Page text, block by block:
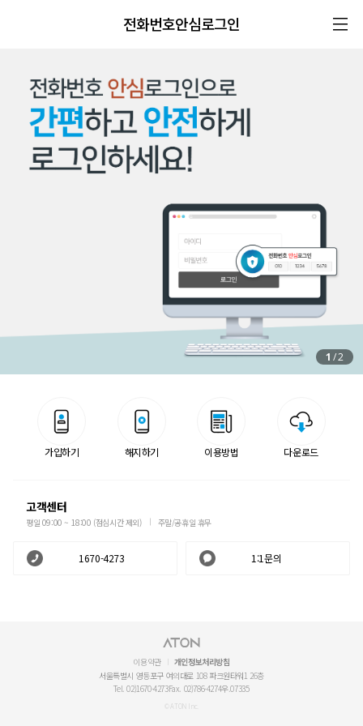
전화번호안심로그인
1 /2
가입하기 해지하기 이용방법 다운로드
고객센터
평일 09:00 ~ 18:00 (점심시간 제외) 주말/공휴일 휴무
1670-4273 1:1문의
이용약관
개인정보처리방침
서울특별시 영등포구 여의대로 108 파크원타워1 26층
Tel. 02)1670-4273Fax. 02)786-4274우.07335
© ATON Inc.